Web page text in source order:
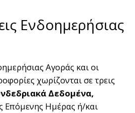
Ενδοημερήσιας
Αγοράς και οι
χωρίζονται σε τρεις
Δεδομένα,
Επόμενης Ημέρας ή/και